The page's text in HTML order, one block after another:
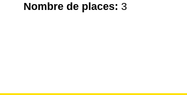
Nombre de places: 3